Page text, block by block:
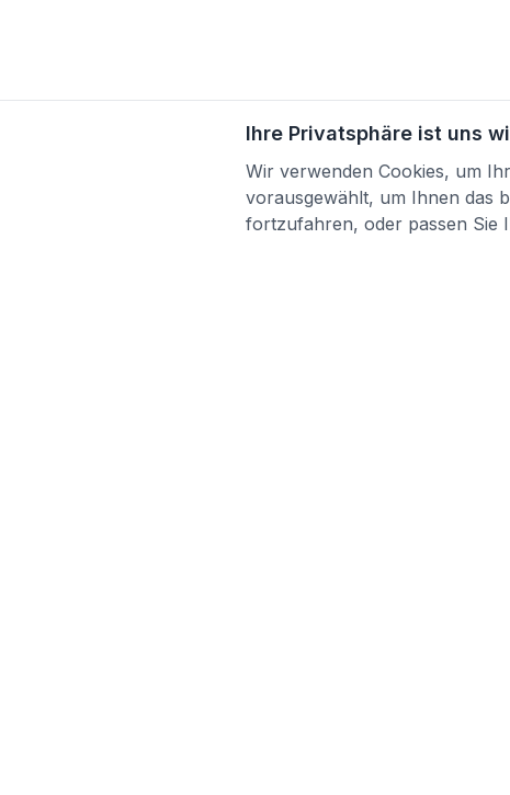
Ihre Privatsphäre ist uns
Wir verwenden Cookies, um
vorausgewählt, um Ihnen das
fortzufahren, oder passen Sie